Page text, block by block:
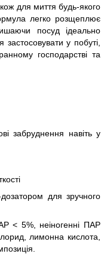
для миття будь-якого
легко розщеплює
посуд ідеально
у побуті,
господарстві та
забруднення навіть у
для зручного
< 5%, неіногенні ПАР
лимонна кислота,